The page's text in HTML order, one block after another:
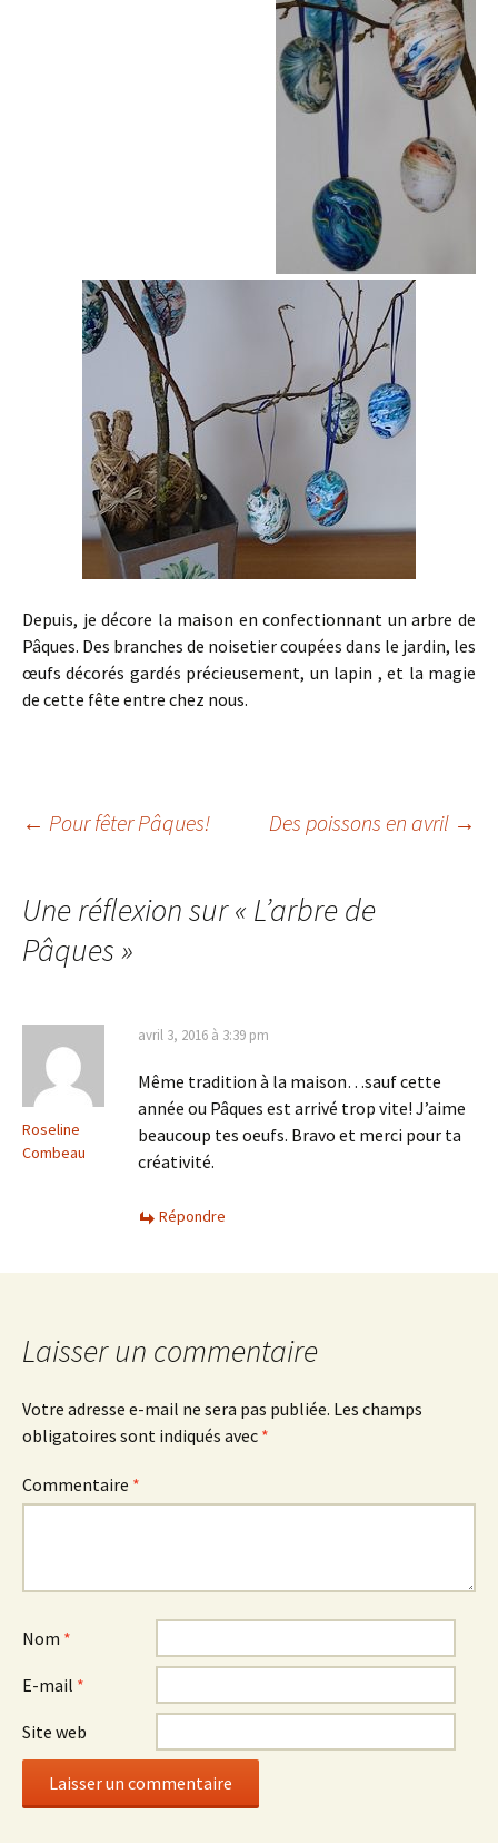
Depuis, je décore la maison en confectionnant un arbre de
Pâques. Des branches de noisetier coupées dans le jardin, les
œufs décorés gardés précieusement, un lapin , et la magie
de cette fête entre chez nous.
Navigation
des
articles
← Pour fêter Pâques! Des poissons en avril →
Une réflexion sur « L’arbre de
Pâques»
Roseline
Combeau
avril 3, 2016 à 3:39 pm
Même tradition à la maison…sauf cette
année ou Pâques est arrivé trop vite! J’aime
beaucoup tes oeufs. Bravo et merci pour ta
créativité.
Répondre
Laisser un commentaire
Votre adresse e-mail ne sera pas publiée. Les champs
obligatoires sont indiqués avec *
Commentaire *
Nom *
E-mail *
Site web